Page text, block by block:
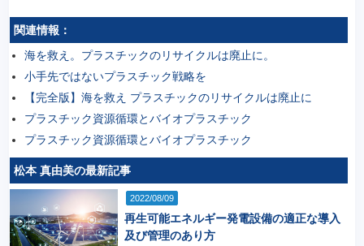
関連情報：
海を救え。プラスチックのリサイクルは廃止に。
小手先ではないプラスチック戦略を
【完全版】海を救え プラスチックのリサイクルは廃止に
プラスチック資源循環とバイオプラスチック
プラスチック資源循環とバイオプラスチック
松本 真由美の最新記事
2022/08/09
再生可能エネルギー発電設備の適正な導入
及び管理のあり方